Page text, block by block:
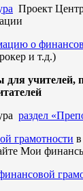
Проект
о
и т.д.)
для учителей,
раздел
грамотности
Мои